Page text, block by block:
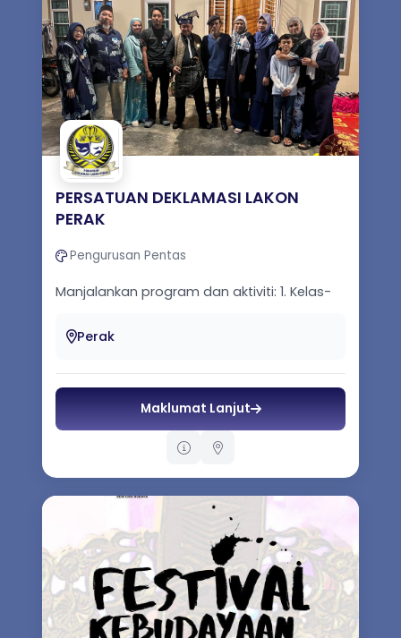
PERSATUAN DEKLAMASI LAKON
PERAK
Pengurusan Pentas
Manjalankan program dan aktiviti: 1. Kelas-
Kelas pengurusan produksi...
Perak
Maklumat Lanjut